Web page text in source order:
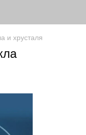
и хрусталя